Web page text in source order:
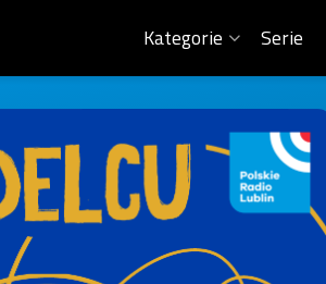
Kategorie Serie